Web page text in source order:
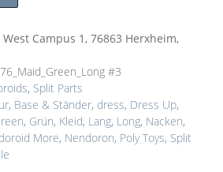
West Campus 1, 76863 Herxheim,
#3
, Split Parts
, Base & Ständer, dress, Dress Up,
, Grün, Kleid, Lang, Long, Nacken,
More, Nendoron, Poly Toys, Split